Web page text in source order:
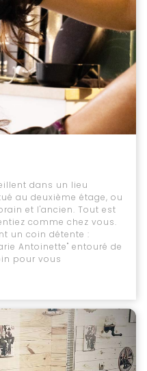
dans un lieu
au deuxième étage, ou
et l'ancien. Tout est
comme chez vous.
un coin détente :
Antoinette" entouré de
pour vous